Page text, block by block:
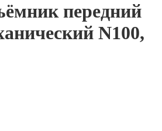
передний
N100,